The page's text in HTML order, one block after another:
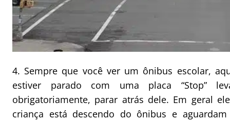
4. Sempre que você ver um ônibus escolar,
estiver parado com uma placa “Stop”
obrigatoriamente, parar atrás dele. Em geral
criança está descendo do ônibus e